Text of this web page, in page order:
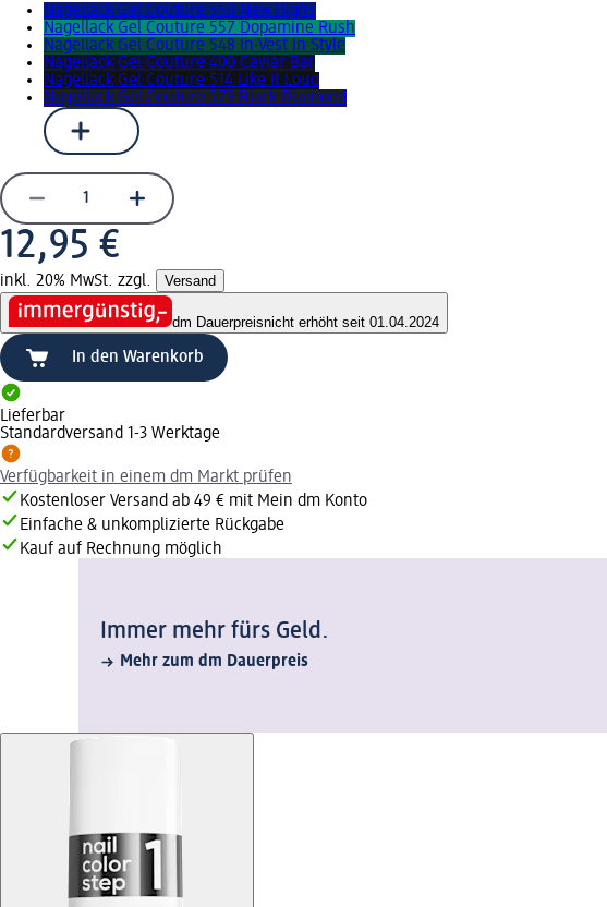
Nagellack Gel Couture 558 New Highs
Nagellack Gel Couture 557 Dopamine Rush
Nagellack Gel Couture 548 In-Vest In Style
Nagellack Gel Couture 400 Caviar Bar
Nagellack Gel Couture 514 Like It Loud
Nagellack Gel Couture 573 Black Diamond
12,95 €
inkl. 20% MwSt. zzgl. Versand
dm Dauerpreisnicht erhöht seit 01.04.2024
In den Warenkorb
Lieferbar
Standardversand 1-3 Werktage
Verfügbarkeit in einem dm Markt prüfen
Kostenloser Versand ab 49 € mit Mein dm Konto
Einfache & unkomplizierte Rückgabe
Kauf auf Rechnung möglich
Immer mehr fürs Geld.
Mehr zum dm Dauerpreis